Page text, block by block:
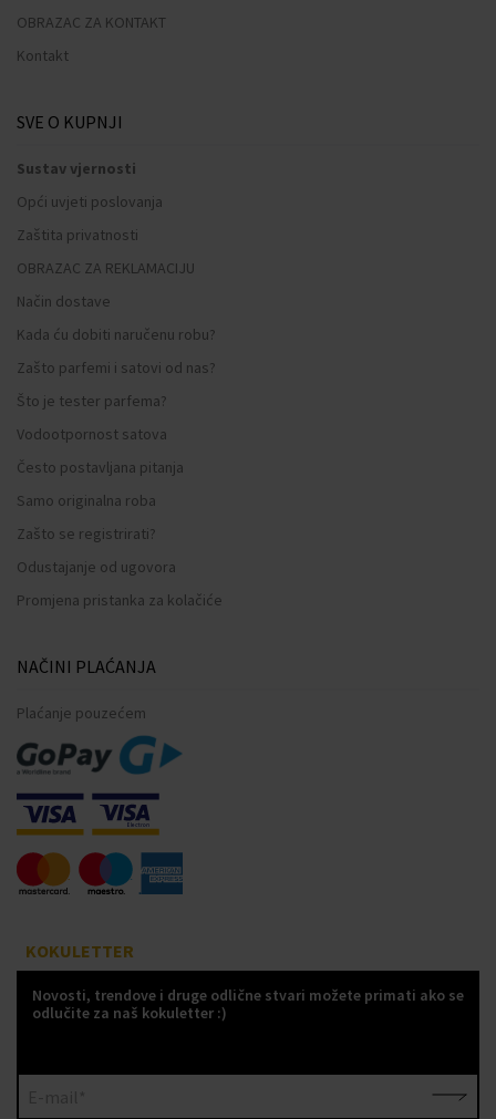
OBRAZAC ZA KONTAKT
Kontakt
SVE O KUPNJI
Sustav vjernosti
Opći uvjeti poslovanja
Zaštita privatnosti
OBRAZAC ZA REKLAMACIJU
Način dostave
Kada ću dobiti naručenu robu?
Zašto parfemi i satovi od nas?
Što je tester parfema?
Vodootpornost satova
Često postavljana pitanja
Samo originalna roba
Zašto se registrirati?
Odustajanje od ugovora
Promjena pristanka za kolačiće
NAČINI PLAĆANJA
Plaćanje pouzećem
KOKULETTER
Novosti, trendove i druge odlične stvari možete primati ako se
odlučite za naš kokuletter :)